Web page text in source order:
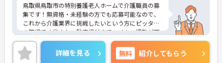
鳥取県鳥取市の特別養護老人ホームで介護職員の募
集です！無資格・未経験の方でも応募可能なので、
これから介護業界に挑戦したいという方にピッタリ
の職場です◎また、駐車場付きでマイカー通勤が可
能なのもうれしいポイント♪ご興味のある方は、面
接ポイントをお伝えしますので、お気軽にご連絡く
ださい。
詳細を見る 無料 紹介してもらう